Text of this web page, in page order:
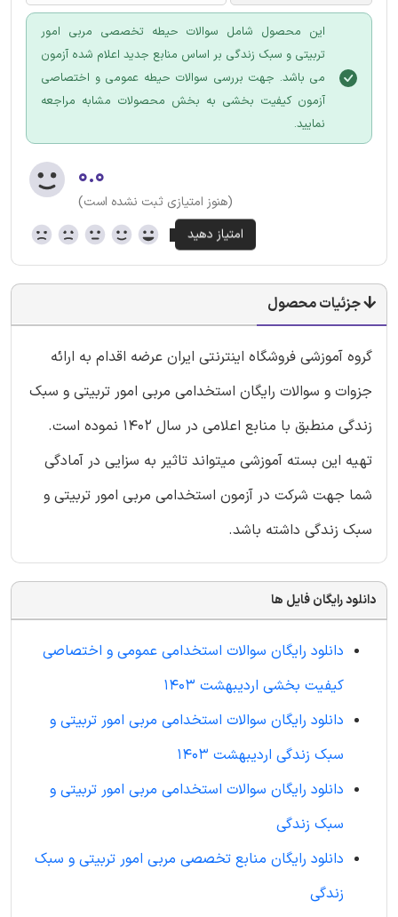
این محصول شامل سوالات حیطه تخصصی مربی امور
تربیتی و سبک زندگی بر اساس منابع جدید اعلام شده آزمون
می باشد. جهت بررسی سوالات حیطه عمومی و اختصاصی
آزمون کیفیت بخشی به بخش محصولات مشابه مراجعه
نمایید.
۰.۰
(هنوز امتیازی ثبت نشده است)
جزئیات محصول
گروه آموزشی فروشگاه اینترنتی ایران عرضه اقدام به ارائه
جزوات و سوالات رایگان استخدامی مربی امور تربیتی و سبک
زندگی منطبق با منابع اعلامی در سال ۱۴۰۲ نموده است.
تهیه این بسته آموزشی میتواند تاثیر به سزایی در آمادگی
شما جهت شرکت در آزمون استخدامی مربی امور تربیتی و
سبک زندگی داشته باشد.
دانلود رایگان فایل ها
دانلود رایگان سوالات استخدامی عمومی و اختصاصی
کیفیت بخشی اردیبهشت 1403
دانلود رایگان سوالات استخدامی مربی امور تربیتی و
سبک زندگی اردیبهشت 1403
دانلود رایگان سوالات استخدامی مربی امور تربیتی و
سبک زندگی
دانلود رایگان منابع تخصصی مربی امور تربیتی و سبک
زندگی